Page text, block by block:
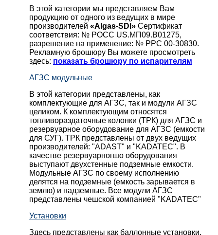
В этой категории мы представляем Вам
продукцию от одного из ведущих в мире
производителей «Algas-SDI» Сертификат
соответствия: № РОСС US.МП09.В01275,
разрешение на применение: № РРС 00-30830.
Рекламную брошюру Вы можете просмотреть
здесь: показать брошюру по испарителям
АГЗС модульные
В этой категории представлены, как
комплектующие для АГЗС, так и модули АГЗС
целиком. К комплектующим относятся
топливораздаточные колонки (ТРК) для АГЗС и
резервуарное оборудование для АГЗС (емкости
для СУГ). ТРК представлены от двух ведущих
производителей: "ADAST" и "KADATEC". В
качестве резервуарногшо оборудования
выступают двухстенные подземные емкости.
Модульные АГЗС по своему исполнению
делятся на подземные (емкость зарывается в
землю) и надземные. Все модули АГЗС
представлены чешской компанией "KADATEC"
Установки
Здесь представлены как баллонные установки,